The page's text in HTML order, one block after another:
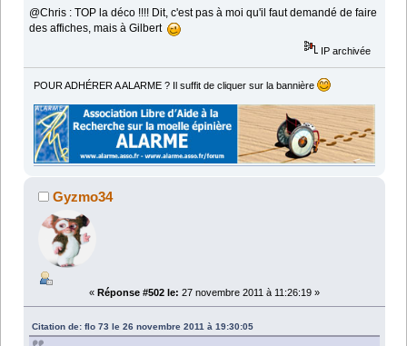
@Chris : TOP la déco !!!! Dit, c'est pas à moi qu'il faut demandé de faire
des affiches, mais à Gilbert
IP archivée
POUR ADHÉRER A ALARME ? Il suffit de cliquer sur la bannière
Gyzmo34
« Réponse #502 le: 27 novembre 2011 à 11:26:19 »
Citation de: flo 73 le 26 novembre 2011 à 19:30:05